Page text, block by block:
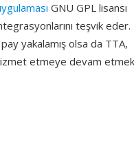
GNU GPL lisansı
teşvik eder.
yakalamış olsa da TTA,
hizmet etmeye devam